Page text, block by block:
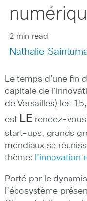
2 min read
Nathalie
Le temps d’une fin
capitale de
de Versailles) les
est LE rendez-
start-ups, grands
mondiaux se
thème:
l’innovation
Porté par le
l’écosystème